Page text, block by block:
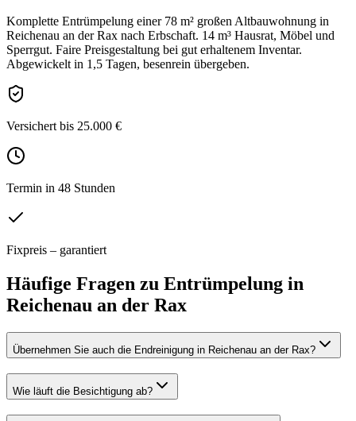
Komplette Entrümpelung einer 78 m² großen Altbauwohnung in
Reichenau an der Rax nach Erbschaft. 14 m³ Hausrat, Möbel und
Sperrgut. Faire Preisgestaltung bei gut erhaltenem Inventar.
Abgewickelt in 1,5 Tagen, besenrein übergeben.
Versichert bis 25.000 €
Termin in 48 Stunden
Fixpreis – garantiert
Häufige Fragen zu Entrümpelung in
Reichenau an der Rax
Übernehmen Sie auch die Endreinigung in Reichenau an der Rax?
Wie läuft die Besichtigung ab?